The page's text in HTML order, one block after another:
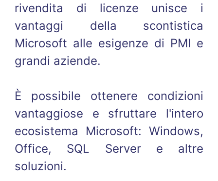
rivendita di licenze unisce i
vantaggi della scontistica
Microsoft alle esigenze di PMI e
grandi aziende.
È possibile ottenere condizioni
vantaggiose e sfruttare l'intero
ecosistema Microsoft: Windows,
Office, SQL Server e altre
soluzioni.